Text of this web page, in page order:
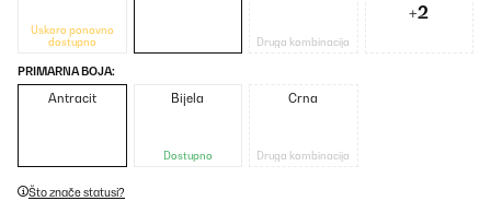
Uskoro ponovno
dostupno
Druga kombinacija
+2
PRIMARNA BOJA:
Antracit Bijela
Dostupno
Crna
Druga kombinacija
Što znače statusi?